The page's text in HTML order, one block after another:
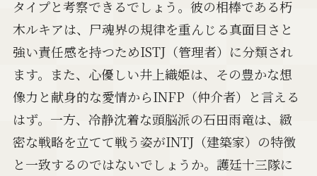
タイプと考察できるでしょう。彼の相棒である朽
木ルキアは、尸魂界の規律を重んじる真面目さと
強い責任感を持つためISTJ（管理者）に分類され
ます。また、心優しい井上織姫は、その豊かな想
像力と献身的な愛情からINFP（仲介者）と言える
はず。一方、冷静沈着な頭脳派の石田雨竜は、緻
密な戦略を立てて戦う姿がINTJ（建築家）の特徴
と一致するのではないでしょうか。護廷十三隊に